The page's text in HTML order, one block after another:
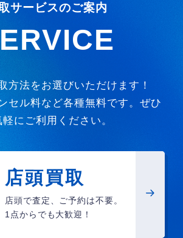
サービスのご案内
方法をお選びいただけます！
セル料など各種無料です。ぜひ
軽にご利用ください。
店頭買取
店頭で査定、ご予約は不要。
1点からでも大歓迎！